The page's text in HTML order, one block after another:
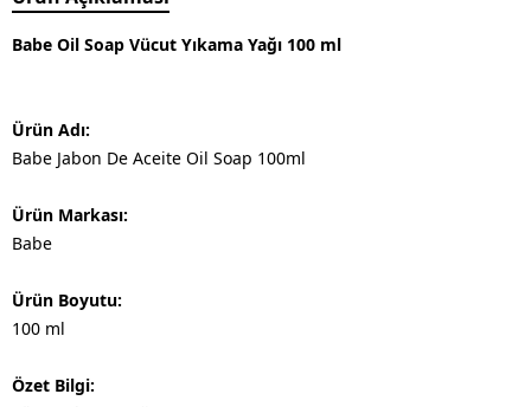
Babe Oil Soap Vücut Yıkama Yağı 100 ml
Ürün Adı:
Babe Jabon De Aceite Oil Soap 100ml
Ürün Markası:
Babe
Ürün Boyutu:
100 ml
Özet Bilgi: